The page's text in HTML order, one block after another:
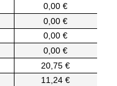
0,00 €
0,00 €
0,00 €
0,00 €
20,75 €
11,24 €